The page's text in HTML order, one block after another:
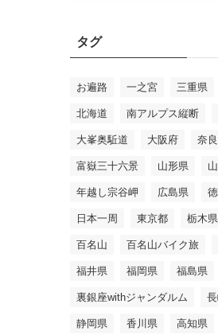
リ
ー
タグ
お遍路 一之宮 三重県
北海道 南アルプス縦断
大峯奥駈道 大阪府 奈
富嶽三十六景 山形県
年越し宗谷岬 広島県
日本一周 東京都 栃木県
百名山 百名山バイク旅
福井県 福岡県 福島県
裏銀座withジャンダルム
静岡県 香川県 高知県